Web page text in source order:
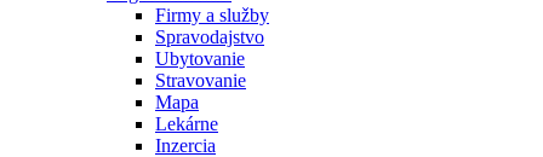
Firmy a služby
Spravodajstvo
Ubytovanie
Stravovanie
Mapa
Lekárne
Inzercia